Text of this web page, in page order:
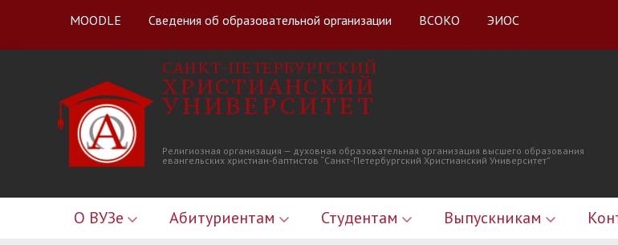
MOODLE Сведения об образовательной организации ВСОКО ЭИОС
САНКТ-ПЕТЕРБУРГСКИЙ
ХРИСТИАНСКИЙ
УНИВЕРСИТЕТ
Религиозная организация — духовная образовательная организация высшего образования
евангельских христиан-баптистов “Санкт-Петербургский Христианский Университет”
О ВУЗе Абитуриентам Студентам Выпускникам